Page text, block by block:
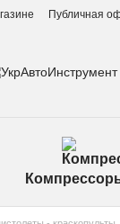
Публичная